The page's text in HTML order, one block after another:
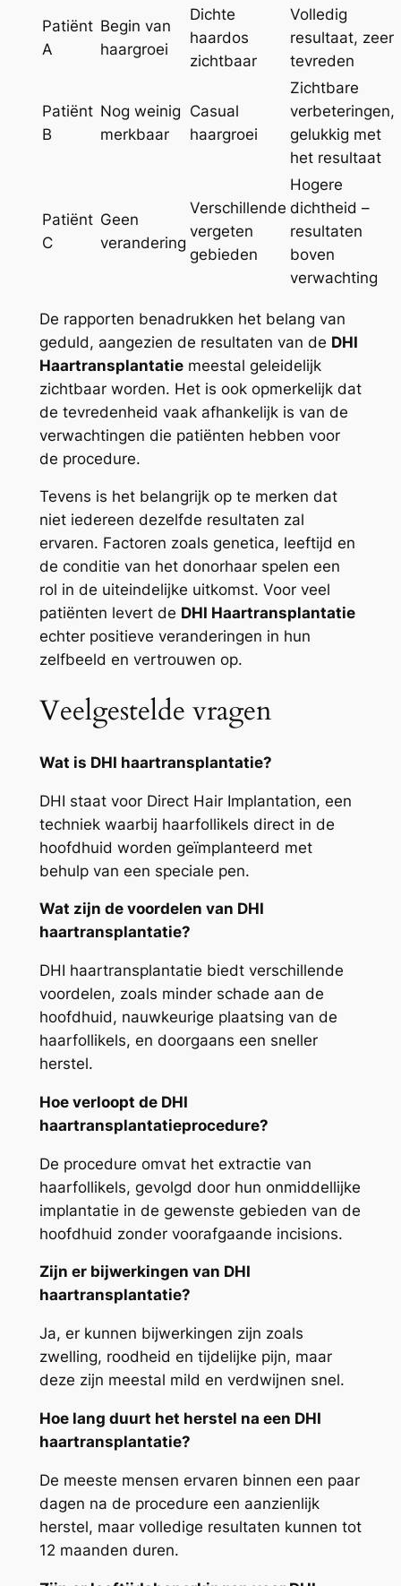
Patiënt
A
Begin van
haargroei
Dichte
haardos
zichtbaar
Volledig
resultaat, zeer
tevreden
Patiënt
B
Nog weinig
merkbaar
Casual
haargroei
Zichtbare
verbeteringen,
gelukkig met
het resultaat
Patiënt
C
Geen
verandering
Verschillende
vergeten
gebieden
Hogere
dichtheid –
resultaten
boven
verwachting
De rapporten benadrukken het belang van
geduld, aangezien de resultaten van de DHI
Haartransplantatiemeestal geleidelijk
zichtbaar worden. Het is ook opmerkelijk dat
de tevredenheid vaak afhankelijk is van de
verwachtingen die patiënten hebben voor
de procedure.
Tevens is het belangrijk op te merken dat
niet iedereen dezelfde resultaten zal
ervaren. Factoren zoals genetica, leeftijd en
de conditie van het donorhaar spelen een
rol in de uiteindelijke uitkomst. Voor veel
patiënten levert de DHI Haartransplantatie
echter positieve veranderingen in hun
zelfbeeld en vertrouwen op.
Veelgestelde vragen
Wat is DHI haartransplantatie?
DHI staat voor Direct Hair Implantation, een
techniek waarbij haarfollikels direct in de
hoofdhuid worden geïmplanteerd met
behulp van een speciale pen.
Wat zijn de voordelen van DHI
haartransplantatie?
DHI haartransplantatie biedt verschillende
voordelen, zoals minder schade aan de
hoofdhuid, nauwkeurige plaatsing van de
haarfollikels, en doorgaans een sneller
herstel.
Hoe verloopt de DHI
haartransplantatieprocedure?
De procedure omvat het extractie van
haarfollikels, gevolgd door hun onmiddellijke
implantatie in de gewenste gebieden van de
hoofdhuid zonder voorafgaande incisions.
Zijn er bijwerkingen van DHI
haartransplantatie?
Ja, er kunnen bijwerkingen zijn zoals
zwelling, roodheid en tijdelijke pijn, maar
deze zijn meestal mild en verdwijnen snel.
Hoe lang duurt het herstel na een DHI
haartransplantatie?
De meeste mensen ervaren binnen een paar
dagen na de procedure een aanzienlijk
herstel, maar volledige resultaten kunnen tot
12 maanden duren.